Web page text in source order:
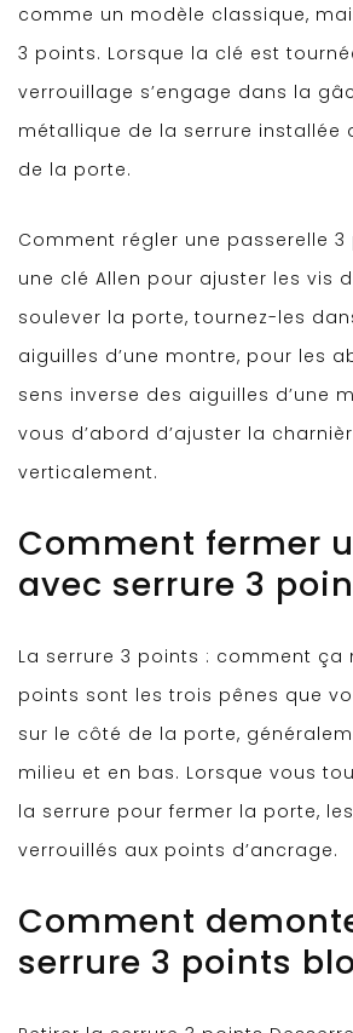
comme un modèle classique,
3 points. Lorsque la clé est
verrouillage s’engage dans la
métallique de la serrure installée
de la porte.
Comment régler une passerelle 3
une clé Allen pour ajuster les vis
soulever la porte, tournez-les
aiguilles d’une montre, pour les
sens inverse des aiguilles d’une
vous d’abord d’ajuster la
verticalement.
Comment fermer
avec serrure 3
La serrure 3 points : comment ça
points sont les trois pênes que
sur le côté de la porte,
milieu et en bas. Lorsque vous
la serrure pour fermer la porte,
verrouillés aux points d’ancrage.
Comment
serrure 3 points